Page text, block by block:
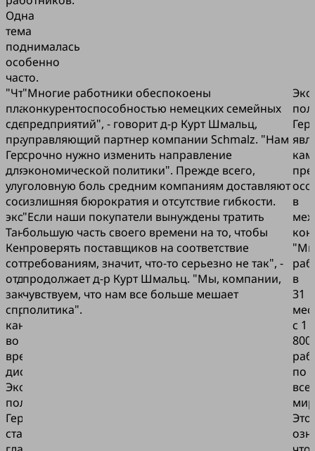
Одна
тема
поднималась
особенно
часто.
"Что
планирует
сделать
правительство
Германии
для
улучшения
состояния
экономики?"
Таня
Кек,
сотрудница
отдела
закупок,
спросила
канцлера
во
время
дискуссии.
Экономическое
положение
Германии
стало
"Многие работники обеспокоены
конкурентоспособностью немецких семейных
предприятий", - говорит д-р Курт Шмальц,
управляющий партнер компании Schmalz. "Нам
срочно нужно изменить направление
экономической политики". Прежде всего,
головную боль средним компаниям доставляют
излишняя бюрократия и отсутствие гибкости.
"Если наши покупатели вынуждены тратить
большую часть своего времени на то, чтобы
проверять поставщиков на соответствие
требованиям, значит, что-то серьезно не так", -
продолжает д-р Курт Шмальц. "Мы, компании,
чувствуем, что нам все больше мешает
политика".
в
в
31
с 1
800
по
Это